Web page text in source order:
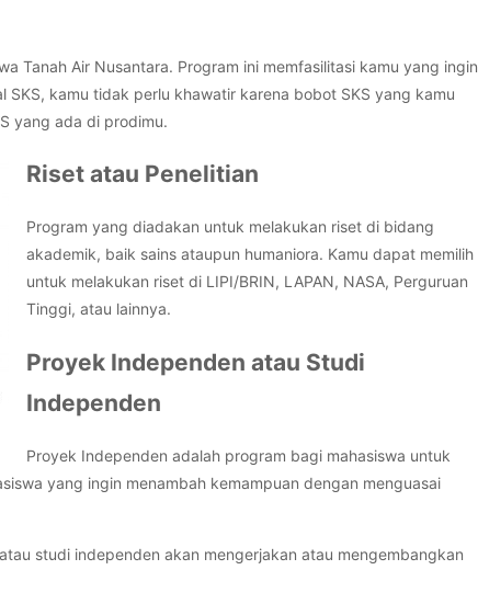
Tanah Air Nusantara. Program ini memfasilitasi kamu yang ingin
kamu tidak perlu khawatir karena bobot SKS yang kamu
yang ada di prodimu.
Riset atau Penelitian
Program yang diadakan untuk melakukan riset di bidang
akademik, baik sains ataupun humaniora. Kamu dapat memilih
untuk melakukan riset di LIPI/BRIN, LAPAN, NASA, Perguruan
Tinggi, atau lainnya.
Proyek Independen atau Studi
Independen
Proyek Independen adalah program bagi mahasiswa untuk
yang ingin menambah kemampuan dengan menguasai
studi independen akan mengerjakan atau mengembangkan